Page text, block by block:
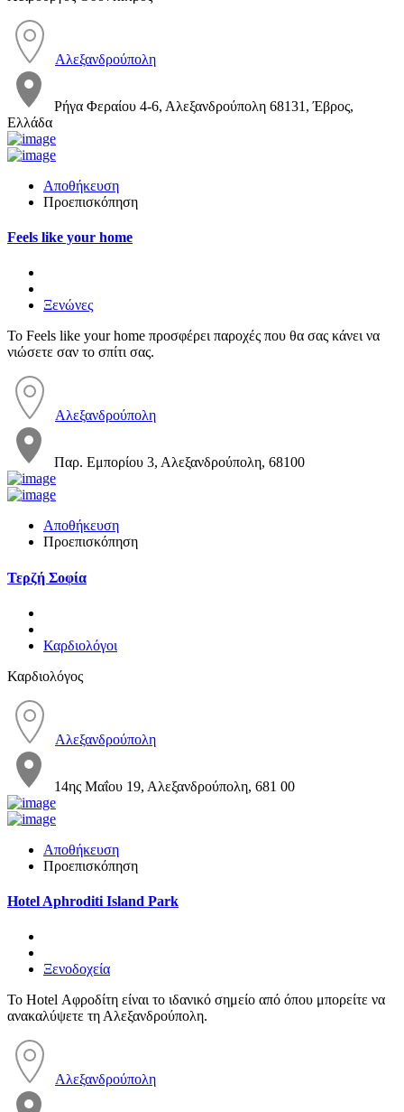
Αλεξανδρούπολη
Ρήγα Φεραίου 4-6, Αλεξανδρούπολη 68131, Έβρος,
Ελλάδα
Αποθήκευση
Προεπισκόπηση
Feels like your home
Ξενώνες
Το Feels like your home προσφέρει παροχές που θα σας κάνει να
νιώσετε σαν το σπίτι σας.
Αλεξανδρούπολη
Παρ. Εμπορίου 3, Αλεξανδρούπολη, 68100
Αποθήκευση
Προεπισκόπηση
Τερζή Σοφία
Καρδιολόγοι
Καρδιολόγος
Αλεξανδρούπολη
14ης Μαΐου 19, Αλεξανδρούπολη, 681 00
Αποθήκευση
Προεπισκόπηση
Hotel Aphroditi Island Park
Ξενοδοχεία
Το Hotel Αφροδίτη είναι το ιδανικό σημείο από όπου μπορείτε να
ανακαλύψετε τη Αλεξανδρούπολη.
Αλεξανδρούπολη